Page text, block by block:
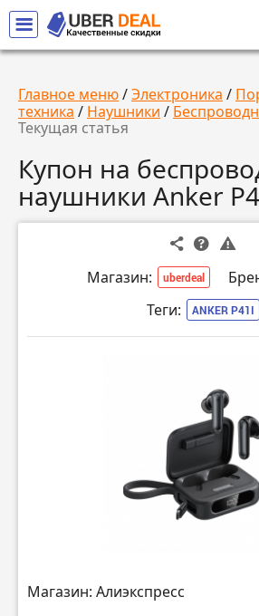
Главное меню/Электроника /
техника / Наушники /
Текущая статья
Купон на
наушники Anker
Магазин: uberdeal
Теги: ANKER P41I
Магазин: Алиэкспресс